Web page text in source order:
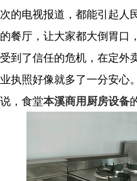
次的电视报道，都能引起人
的餐厅，让大家都大倒胃口
受到了信任的危机，在定外
业执照好像就多了一分安心
说，食堂本溪商用厨房设备